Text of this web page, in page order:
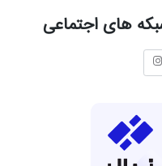
های اجتماعی